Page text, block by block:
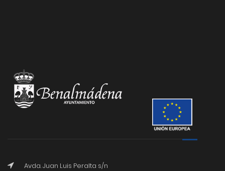
Avda. Juan Luis Peralta s/n